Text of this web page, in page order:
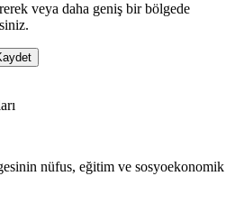
veya daha geniş bir bölgede
nüfus, eğitim ve sosyoekonomik